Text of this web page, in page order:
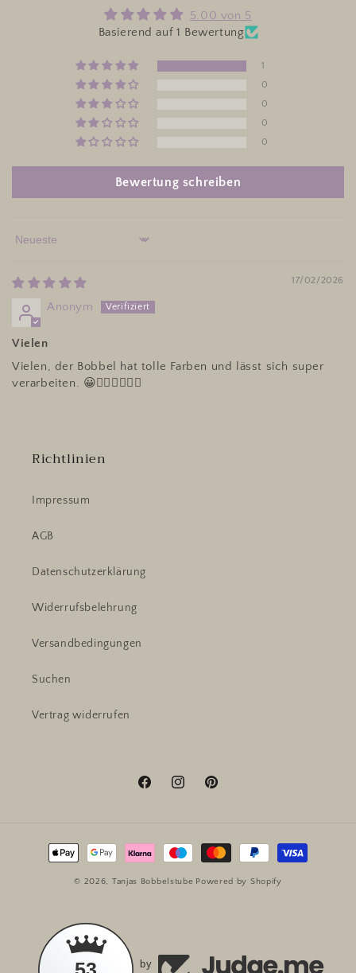
5.00 von 5
Basierend auf 1 Bewertung
1
0
0
0
0
Bewertung schreiben
Sort by
17/02/2026
Anonym
Vielen
Vielen, der Bobbel hat tolle Farben und lässt sich super
verarbeiten. 😀👍🏼🍀🍀🍀🍀
Richtlinien
Impressum
AGB
Datenschutzerklärung
Widerrufsbelehrung
Versandbedingungen
Suchen
Vertrag widerrufen
FacebookInstagramPinterest
Zahlungsmethoden
© 2026, Tanjas Bobbelstube Powered by Shopify
by